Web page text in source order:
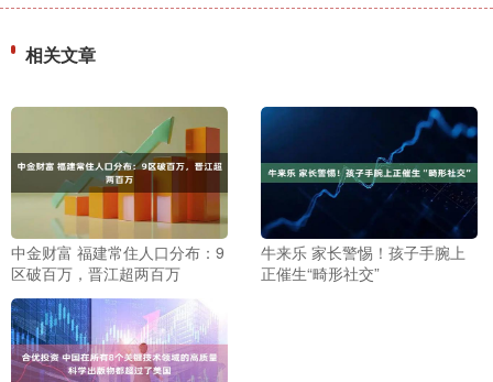
相关文章
中金财富 福建常住人口分布：9
区破百万，晋江超两百万
牛来乐 家长警惕！孩子手腕上
正催生“畸形社交”